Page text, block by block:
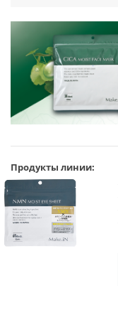
Продукты линии: